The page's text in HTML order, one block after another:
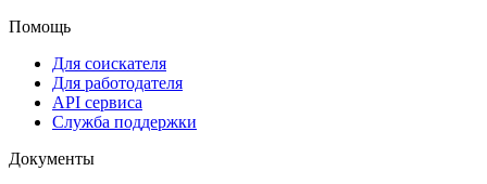
Помощь
Для соискателя
Для работодателя
API сервиса
Служба поддержки
Документы